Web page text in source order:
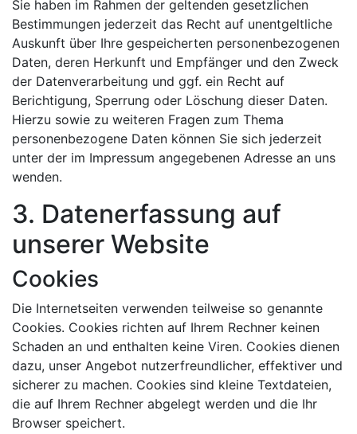
Sie haben im Rahmen der geltenden gesetzlichen
Bestimmungen jederzeit das Recht auf unentgeltliche
Auskunft über Ihre gespeicherten personenbezogenen
Daten, deren Herkunft und Empfänger und den Zweck
der Datenverarbeitung und ggf. ein Recht auf
Berichtigung, Sperrung oder Löschung dieser Daten.
Hierzu sowie zu weiteren Fragen zum Thema
personenbezogene Daten können Sie sich jederzeit
unter der im Impressum angegebenen Adresse an uns
wenden.
3. Datenerfassung auf
unserer Website
Cookies
Die Internetseiten verwenden teilweise so genannte
Cookies. Cookies richten auf Ihrem Rechner keinen
Schaden an und enthalten keine Viren. Cookies dienen
dazu, unser Angebot nutzerfreundlicher, effektiver und
sicherer zu machen. Cookies sind kleine Textdateien,
die auf Ihrem Rechner abgelegt werden und die Ihr
Browser speichert.